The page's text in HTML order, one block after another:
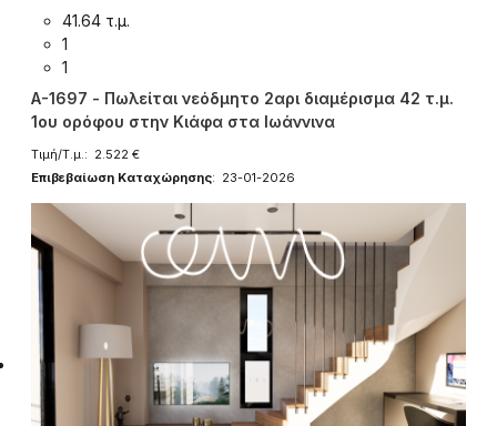
41.64 τ.μ.
1
1
A-1697 - Πωλείται νεόδμητο 2αρι διαμέρισμα 42 τ.μ.
1ου ορόφου στην Κιάφα στα Ιωάννινα
Τιμή/Τ.μ.: 2.522 €
Επιβεβαίωση Καταχώρησης: 23-01-2026